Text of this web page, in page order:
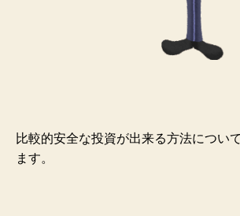
比較的安全な投資が出来る方法につい
ます。